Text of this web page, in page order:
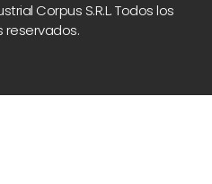
Corpus S.R.L. Todos los
reservados.